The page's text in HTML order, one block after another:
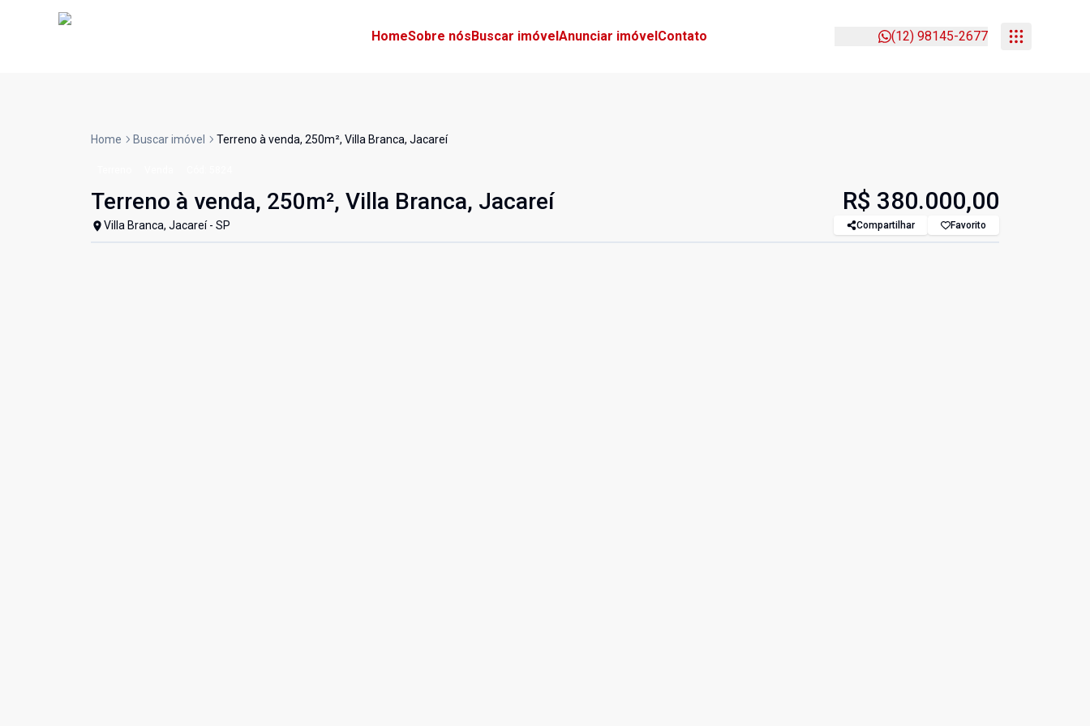
HomeSobre nósBuscar imóvelAnunciar imóvelContato (12) 98145-2677
Home Buscar imóvel Terreno à venda, 250m², Villa Branca, Jacareí
Terreno à venda, 250m², Villa Branca, Jacareí
Villa Branca, Jacareí - SP
R$ 380.000,00
Compartilhar Favorito